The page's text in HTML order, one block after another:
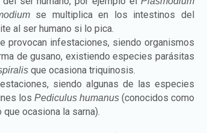
se multiplica en los intestinos del
al ser humano si lo pica.
provocan infestaciones, siendo organismos
de gusano, existiendo especies parásitas
que ocasiona triquinosis.
siendo algunas de las especies
los Pediculus humanus(conocidos como
que ocasiona la sarna).